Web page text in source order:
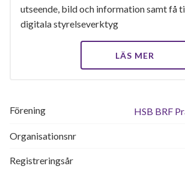
utseende, bild och information samt få
digitala styrelseverktyg
LÄS MER
Förening HSB BRF
Organisationsnr
Registreringsår